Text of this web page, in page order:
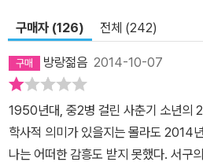
지에는 작가의 사진도 작품의 내용과
뒤표지에는 한 줄의 설명도 싣지 않아
확연히 구별된다. 표지에 드러나는 이
출판사에서 출간된 『호밀밭의 파수꾼
있다. 당시 샐린저는 자신의 사진이 뒤
했고, 결국 출판사와 협의하여 사진을
구매자 (126) 전체 (242)
방랑젊음 2014-10-07
1950년대, 중2병 걸린 사춘기 소년의
학사적 의미가 있을지는 몰라도 2014
나는 어떠한 감흥도 받지 못했다. 서구